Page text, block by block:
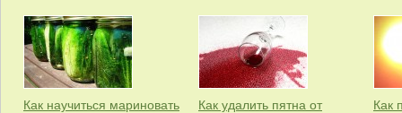
Как научиться мариновать
Как удалить пятна от
Как